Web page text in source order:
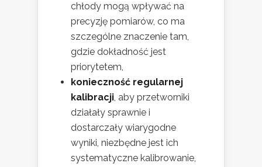
chłody mogą wpływać na
precyzję pomiarów, co ma
szczególne znaczenie tam,
gdzie dokładność jest
priorytetem,
konieczność regularnej
kalibracji, aby przetworniki
działały sprawnie i
dostarczały wiarygodne
wyniki, niezbędne jest ich
systematyczne kalibrowanie,